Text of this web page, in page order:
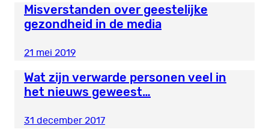
Misverstanden over geestelijke
gezondheid in de media
21 mei 2019
Wat zijn verwarde personen veel in
het nieuws geweest…
31 december 2017